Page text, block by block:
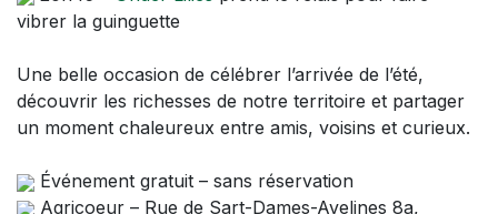
vibrer la guinguette
Une belle occasion de célébrer l’arrivée de l’été,
découvrir les richesses de notre territoire et partager
un moment chaleureux entre amis, voisins et curieux.
Événement gratuit – sans réservation
Agricoeur – Rue de Sart-Dames-Avelines 8a,